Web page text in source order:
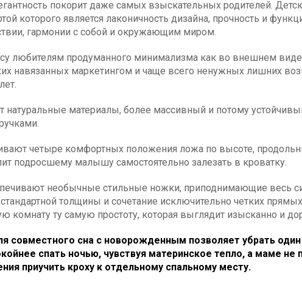
покорит даже самых взыскательных родителей.
которого является лаконичность дизайна, прочность и
гармонии с собой и окружающим миром.
любителям продуманного минимализма как во внешнем
навязанных маркетингом и чаще всего ненужных лишних
натуральные материалы, более массивный и потому
четыре комфортных положения ложа по высоте,
подросшему малышу самостоятельно залезать в кроватку.
необычные стильные ножки, приподнимающие весь
толщины и сочетание исключительно четких
комнату ту самую простоту, которая выглядит изысканно и
совместного сна с новорожденным позволяет убрать
спать ночью, чувствуя материнское тепло, а маме не
приучить кроху к отдельному спальному месту.